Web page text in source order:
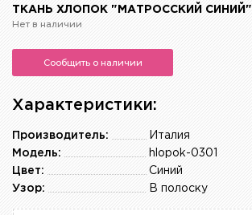
ТКАНЬ ХЛОПОК "МАТРОССКИЙ СИНИЙ"
Нет в наличии
Сообщить о наличии
Характеристики:
Италия
Производитель:
hlopok-0301
Модель:
Синий
Цвет:
В полоску
Узор: